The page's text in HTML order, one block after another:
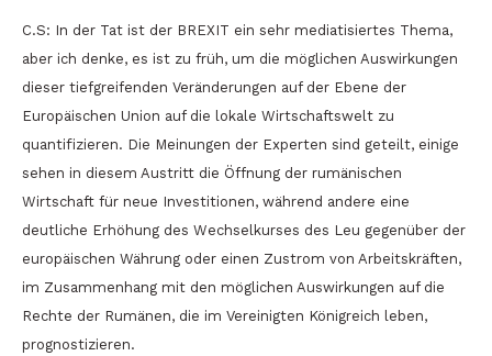
C.S: In der Tat ist der BREXIT ein sehr mediatisiertes Thema,
aber ich denke, es ist zu früh, um die möglichen Auswirkungen
dieser tiefgreifenden Veränderungen auf der Ebene der
Europäischen Union auf die lokale Wirtschaftswelt zu
quantifizieren. Die Meinungen der Experten sind geteilt, einige
sehen in diesem Austritt die Öffnung der rumänischen
Wirtschaft für neue Investitionen, während andere eine
deutliche Erhöhung des Wechselkurses des Leu gegenüber der
europäischen Währung oder einen Zustrom von Arbeitskräften,
im Zusammenhang mit den möglichen Auswirkungen auf die
Rechte der Rumänen, die im Vereinigten Königreich leben,
prognostizieren.